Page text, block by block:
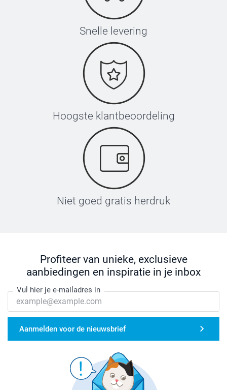
Snelle levering
Hoogste klantbeoordeling
Niet goed gratis herdruk
Profiteer van unieke, exclusieve
aanbiedingen en inspiratie in je inbox
Vul hier je e-mailadres in
Aanmelden voor de nieuwsbrief